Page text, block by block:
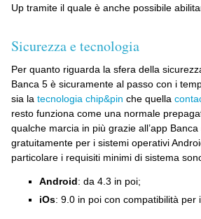
Up tramite il quale è anche possibile
Sicurezza e tecnologia
Per quanto riguarda la sfera della
Banca 5 è sicuramente al passo con i
sia la tecnologia chip&pin che quella
resto funziona come una normale
qualche marcia in più grazie all’app
gratuitamente per i sistemi operativi
particolare i requisiti minimi di sistema
Android: da 4.3 in poi;
iOs: 9.0 in poi con compatibilità per